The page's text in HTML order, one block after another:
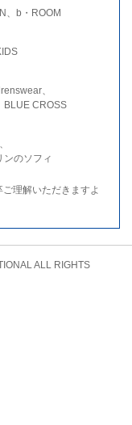
、b・ROOM
、
BLUE CROSS
のソフィ
理解いただきますよ